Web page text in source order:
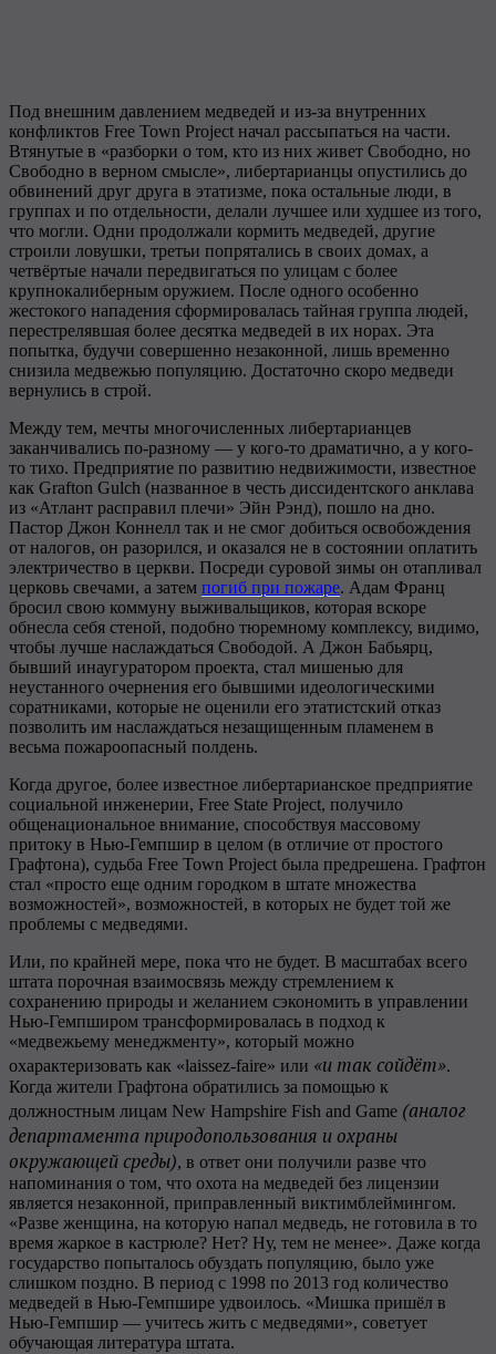
Под внешним давлением медведей и из-за внутренних
конфликтов Free Town Project начал рассыпаться на части.
Втянутые в «разборки о том, кто из них живет Свободно, но
Свободно в верном смысле», либертарианцы опустились до
обвинений друг друга в этатизме, пока остальные люди, в
группах и по отдельности, делали лучшее или худшее из того,
что могли. Одни продолжали кормить медведей, другие
строили ловушки, третьи попрятались в своих домах, а
четвёртые начали передвигаться по улицам с более
крупнокалиберным оружием. После одного особенно
жестокого нападения сформировалась тайная группа людей,
перестрелявшая более десятка медведей в их норах. Эта
попытка, будучи совершенно незаконной, лишь временно
снизила медвежью популяцию. Достаточно скоро медведи
вернулись в строй.
Между тем, мечты многочисленных либертарианцев
заканчивались по-разному — у кого-то драматично, а у кого-
то тихо. Предприятие по развитию недвижимости, известное
как Grafton Gulch (названное в честь диссидентского анклава
из «Атлант расправил плечи» Эйн Рэнд), пошло на дно.
Пастор Джон Коннелл так и не смог добиться освобождения
от налогов, он разорился, и оказался не в состоянии оплатить
электричество в церкви. Посреди суровой зимы он отапливал
церковь свечами, а затем погиб при пожаре. Адам Франц
бросил свою коммуну выживальщиков, которая вскоре
обнесла себя стеной, подобно тюремному комплексу, видимо,
чтобы лучше наслаждаться Свободой. А Джон Бабьярц,
бывший инаугуратором проекта, стал мишенью для
неустанного очернения его бывшими идеологическими
соратниками, которые не оценили его этатистский отказ
позволить им наслаждаться незащищенным пламенем в
весьма пожароопасный полдень.
Когда другое, более известное либертарианское предприятие
социальной инженерии, Free State Project, получило
общенациональное внимание, способствуя массовому
притоку в Нью-Гемпшир в целом (в отличие от простого
Графтона), судьба Free Town Project была предрешена. Графтон
стал «просто еще одним городком в штате множества
возможностей», возможностей, в которых не будет той же
проблемы с медведями.
Или, по крайней мере, пока что не будет. В масштабах всего
штата порочная взаимосвязь между стремлением к
сохранению природы и желанием сэкономить в управлении
Нью-Гемпширом трансформировалась в подход к
«медвежьему менеджменту», который можно
охарактеризовать как «laissez-faire» или «и так сойдёт».
Когда жители Графтона обратились за помощью к
должностным лицам New Hampshire Fish and Game (аналог
департамента природопользования и охраны
окружающей среды), в ответ они получили разве что
напоминания о том, что охота на медведей без лицензии
является незаконной, приправленный виктимблеймингом.
«Разве женщина, на которую напал медведь, не готовила в то
время жаркое в кастрюле? Нет? Ну, тем не менее». Даже когда
государство попыталось обуздать популяцию, было уже
слишком поздно. В период с 1998 по 2013 год количество
медведей в Нью-Гемпшире удвоилось. «Мишка пришёл в
Нью-Гемпшир — учитесь жить с медведями», советует
обучающая литература штата.